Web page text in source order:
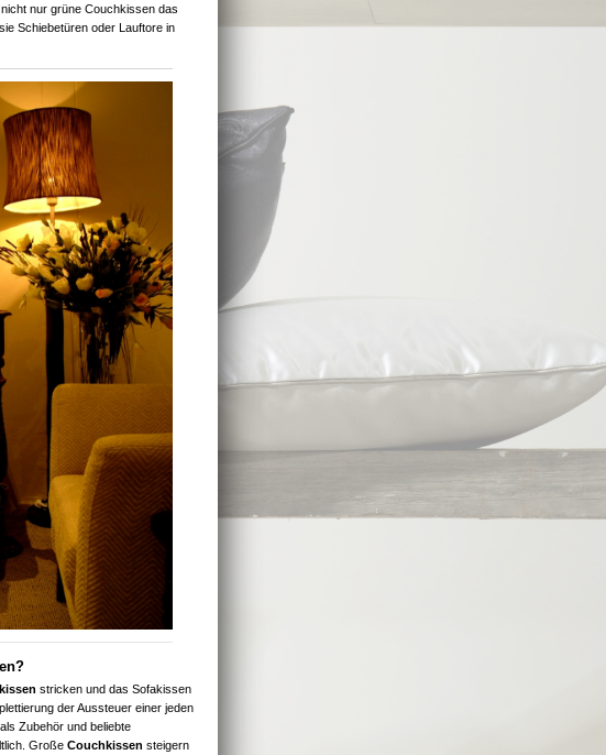
nur grüne Couchkissen das
Schiebetüren oder Lauftore in
stricken und das Sofakissen
der Aussteuer einer jeden
Zubehör und beliebte
Große Couchkissen steigern